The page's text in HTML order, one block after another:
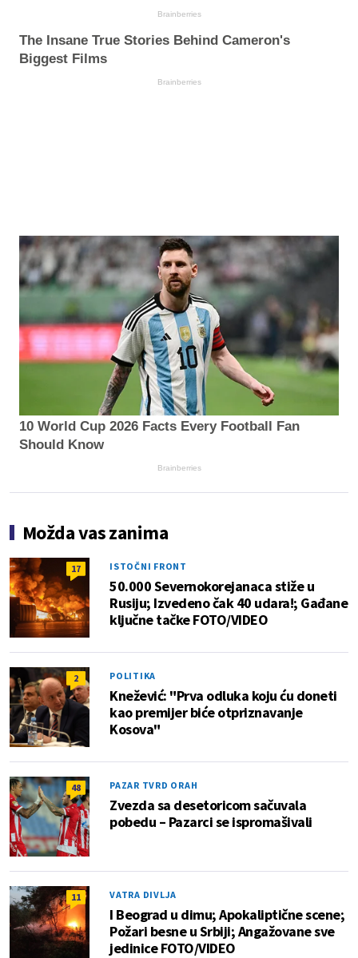
Brainberries
The Insane True Stories Behind Cameron's
Biggest Films
Brainberries
10 World Cup 2026 Facts Every Football Fan
Should Know
Brainberries
Možda vas zanima
17 ISTOČNI FRONT
50.000 Severnokorejanaca stiže u
Rusiju; Izvedeno čak 40 udara!; Gađane
ključne tačke FOTO/VIDEO
2 POLITIKA
Knežević: "Prva odluka koju ću doneti
kao premijer biće otpriznavanje
Kosova"
48 PAZAR TVRD ORAH
Zvezda sa desetoricom sačuvala
pobedu – Pazarci se ispromašivali
11 VATRA DIVLJA
I Beograd u dimu; Apokaliptične scene;
Požari besne u Srbiji; Angažovane sve
jedinice FOTO/VIDEO